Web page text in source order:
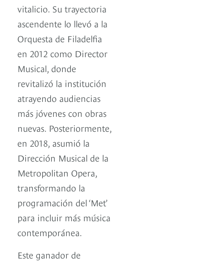
vitalicio. Su trayectoria
ascendente lo llevó a la
Orquesta de Filadelfia
en 2012 como Director
Musical, donde
revitalizó la institución
atrayendo audiencias
más jóvenes con obras
nuevas. Posteriormente,
en 2018, asumió la
Dirección Musical de la
Metropolitan Opera,
transformando la
programación del ‘Met’
para incluir más música
contemporánea.
Este ganador de